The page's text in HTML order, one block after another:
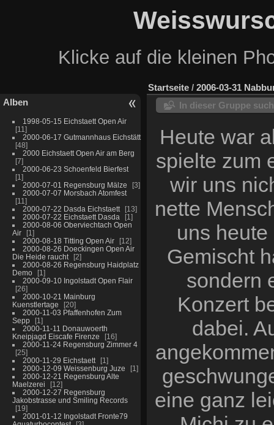
Klicke auf die kleinen
Alben
1998-05-15 Eichstaett Open Air
11
2000-06-17 Gutmannhaus Eichstätt
48
2000 Eichstaett Open Air am Berg
7
2000-06-23 Schoenfeld Bierfest
1
2000-07-01 Regensburg Mälze
3
2000-07-07 Morsbach Atomfest
11
2000-07-22 Dasda Eichstaett
13
2000-07-22 Eichstaett Dasda
1
2000-08-06 Oberviechtach Open
Air
1
2000-08-18 Titting Open Air
12
2000-08-26 Doeckingen Open Air
Die Heide raucht
2
2000-08-26 Regensburg Haidplatz
Demo
1
2000-09-10 Ingolstadt Open Flair
26
2000-10-21 Mainburg
Kuenstlertage
20
2000-11-03 Pfaffenhofen Zum
Sepp
1
2000-11-11 Donauwoerth
Kneipjagd Eiscafe Firenze
16
2000-11-24 Regensburg Zimmer 4
25
2000-11-29 Eichstaett
1
2000-12-09 Weissenburg Juze
1
2000-12-21 Regensburg Alte
Maelzerei
12
2000-12-27 Regensburg
Jakobstrasse und Smiling Records
19
2001-01-12 Ingolstadt Fronte79
Startseite / 2006-03-31
In dieser Gruppe
Heute war
spielte zum
wir uns
nette
uns
Gemischt
sondern
Konzert
dabei.
eine ganz